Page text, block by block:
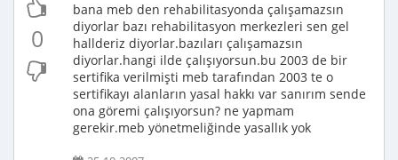
0
bana meb den rehabilitasyonda çalışamazsın
diyorlar bazı rehabilitasyon merkezleri sen gel
hallderiz diyorlar.bazıları çalışamazsın
diyorlar.hangi ilde çalışıyorsun.bu 2003 de bir
sertifika verilmişti meb tarafından 2003 te o
sertifikayı alanların yasal hakkı var sanırım sende
ona göremi çalışıyorsun? ne yapmam
gerekir.meb yönetmeliğinde yasallık yok